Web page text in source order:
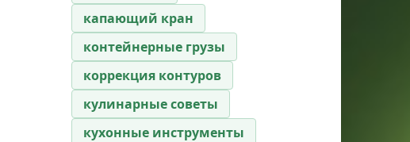
капающий кран
контейнерные грузы
коррекция контуров
кулинарные советы
кухонные инструменты